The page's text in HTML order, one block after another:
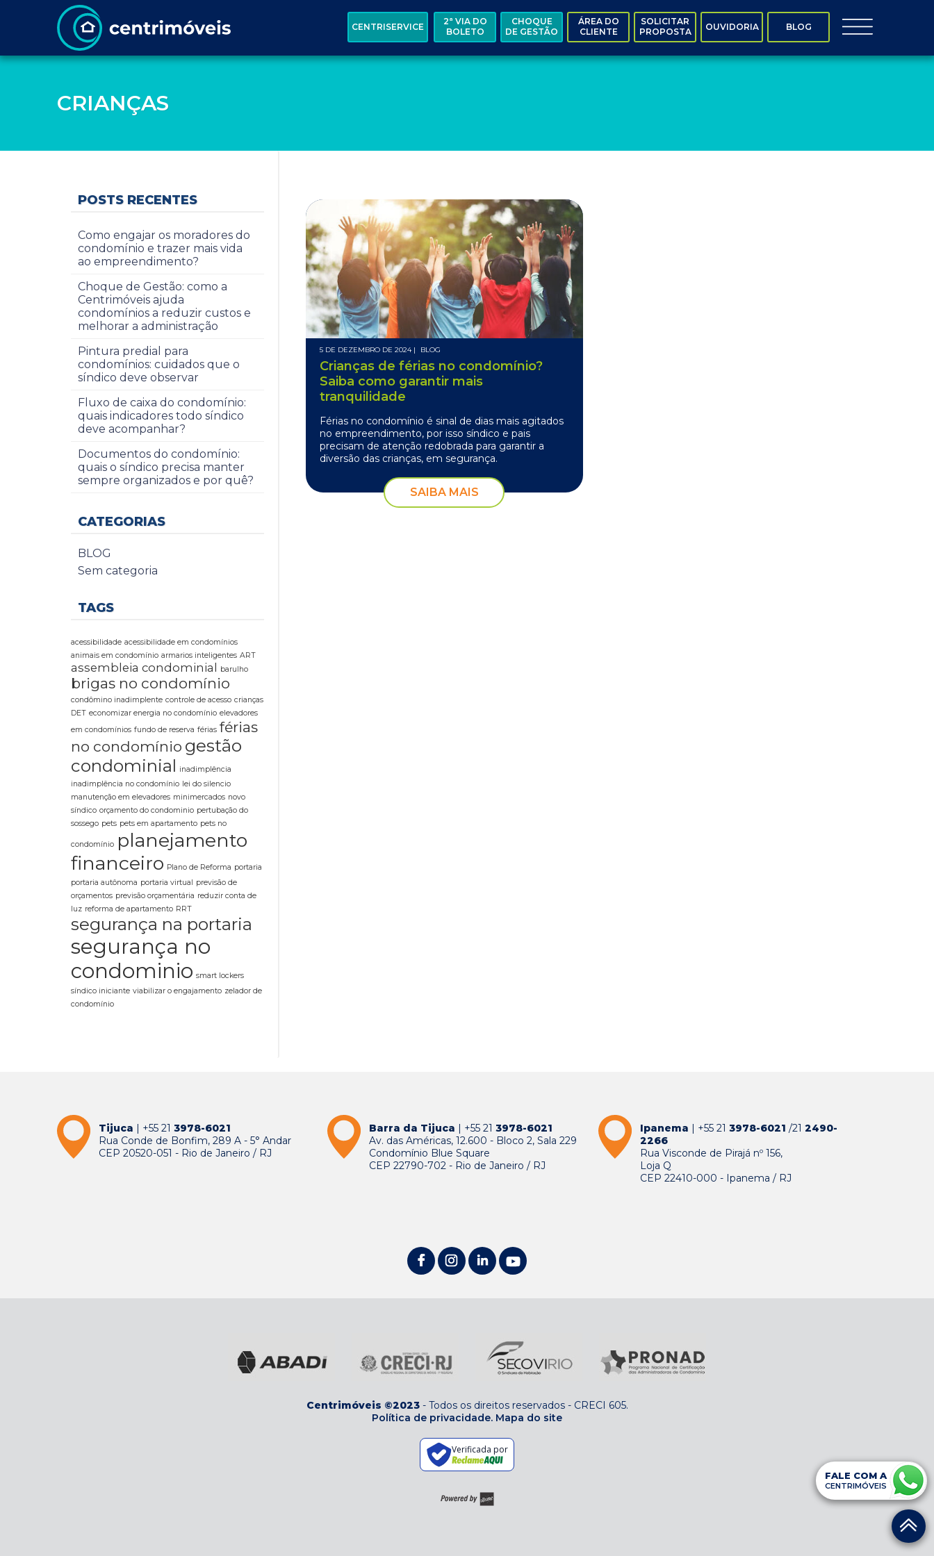
BLOG
OUVIDORIA
SOLICITAR
PROPOSTA
ÁREA DO
CLIENTE
CHOQUE
DE GESTÃO
2ª VIA DO
BOLETO
CENTRISERVICE
CRIANÇAS
5 DE DEZEMBRO DE 2024 | BLOG
Crianças de férias no condomínio?
Saiba como garantir mais
tranquilidade
Férias no condomínio é sinal de dias mais agitados
no empreendimento, por isso síndico e pais
precisam de atenção redobrada para garantir a
diversão das crianças, em segurança.
SAIBA MAIS
POSTS RECENTES
Como engajar os moradores do
condomínio e trazer mais vida
ao empreendimento?
Choque de Gestão: como a
Centrimóveis ajuda
condomínios a reduzir custos e
melhorar a administração
Pintura predial para
condomínios: cuidados que o
síndico deve observar
Fluxo de caixa do condomínio:
quais indicadores todo síndico
deve acompanhar?
Documentos do condomínio:
quais o síndico precisa manter
sempre organizados e por quê?
CATEGORIAS
BLOG
Sem categoria
TAGS
acessibilidade acessibilidade em condomínios
animais em condomínio armarios inteligentes ART
assembleia condominial barulho
brigas no condomínio
condômino inadimplente controle de acesso crianças
DET economizar energia no condomínio elevadores
em condomínios fundo de reserva férias férias
no condomínio gestão
condominial inadimplência
inadimplência no condomínio lei do silencio
manutenção em elevadores minimercados novo
síndico orçamento do condominio pertubação do
sossego pets pets em apartamento pets no
condomínio planejamento
financeiro Plano de Reforma portaria
portaria autônoma portaria virtual previsão de
orçamentos previsão orçamentária reduzir conta de
luz reforma de apartamento RRT
segurança na portaria
segurança no
condominio smart lockers
síndico iniciante viabilizar o engajamento zelador de
condomínio
Tijuca | +55 21 3978-6021
Rua Conde de Bonfim, 289 A - 5° Andar
CEP 20520-051 - Rio de Janeiro / RJ
Barra da Tijuca | +55 213978-6021
Av. das Américas, 12.600 - Bloco 2, Sala 229
Condomínio Blue Square
CEP 22790-702 - Rio de Janeiro / RJ
Ipanema | +55 21 3978-6021 /21 2490-
2266
Rua Visconde de Pirajá nº 156,
Loja Q
CEP 22410-000 - Ipanema / RJ
Centrimóveis ©2023- Todos os direitos reservados- CRECI 605.
Política de privacidade. Mapa do site
Verificada por
FALE COM A
CENTRIMÓVEIS